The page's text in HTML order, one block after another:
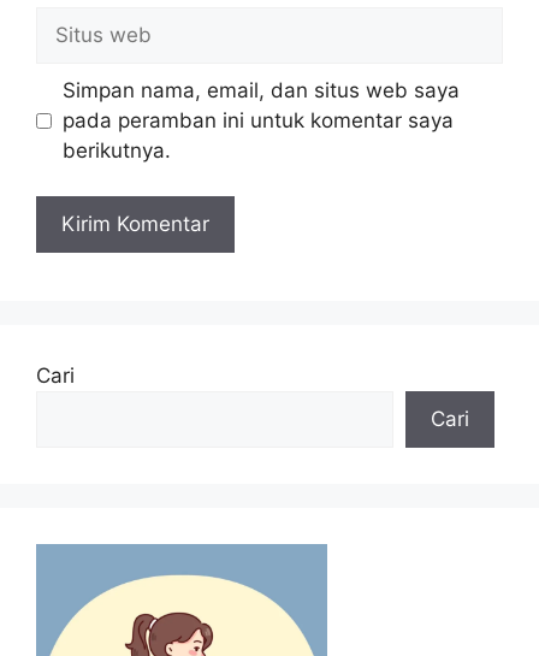
web
Simpan nama, email, dan situs web saya
pada peramban ini untuk komentar saya
berikutnya.
Cari
Cari